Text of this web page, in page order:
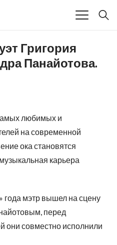
Григория
Панайотова.
любимых и
на современной
ока становятся
карьера
мэтр вышел на сцену
перед
они совместно исполнили